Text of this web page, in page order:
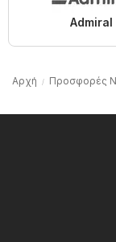
Admiral
Αρχή Προσφορές